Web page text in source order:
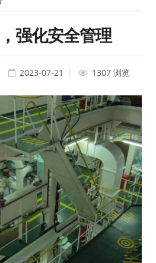
强化安全管理
2023-07-21 1307 浏览